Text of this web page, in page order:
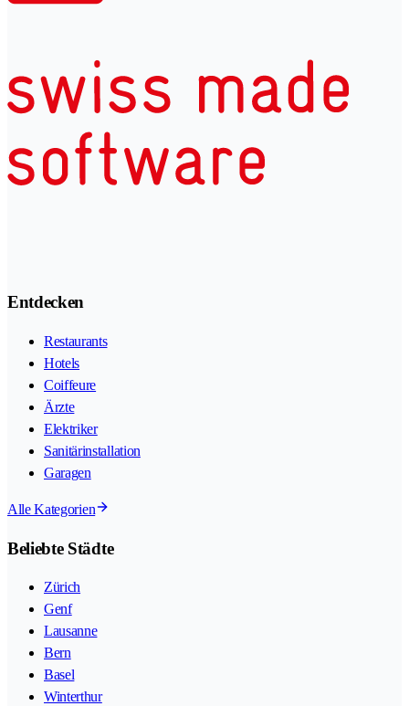
Entdecken
Restaurants
Hotels
Coiffeure
Ärzte
Elektriker
Sanitärinstallation
Garagen
Alle Kategorien
Beliebte Städte
Zürich
Genf
Lausanne
Bern
Basel
Winterthur